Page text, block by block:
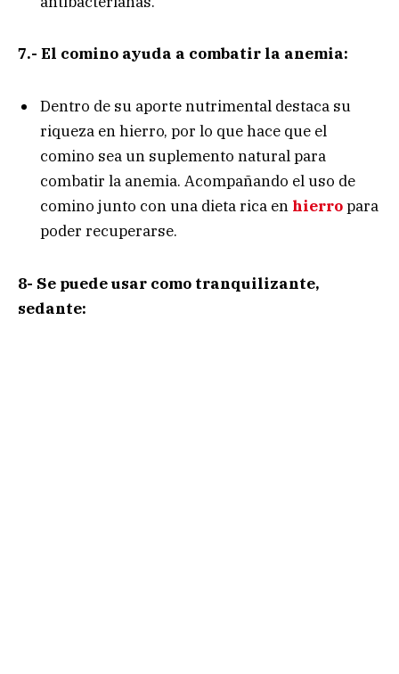
7.- El comino ayuda a combatir la anemia:
Dentro de su aporte nutrimental destaca su
riqueza en hierro, por lo que hace que el
comino sea un suplemento natural para
combatir la anemia. Acompañando el uso de
comino junto con una dieta rica en hierropara
poder recuperarse.
8- Se puede usar como tranquilizante,
sedante: